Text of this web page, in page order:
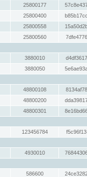
25800177
25800400
25800558
25800560
3880010
3880050
48800108
48800200
48800301
123456784
4930010
586600